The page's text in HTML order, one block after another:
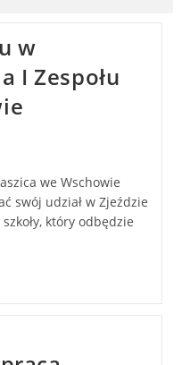
w
I Zespołu
we Wschowie
swój udział w Zjeździe
który odbędzie